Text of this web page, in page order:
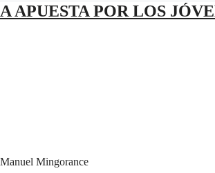
APUESTA POR LOS
Mingorance